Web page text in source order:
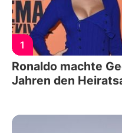
1
Ronaldo machte
Jahren den